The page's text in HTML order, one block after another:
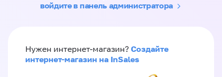
войдите в панель администратора
Нужен интернет-магазин? Создайте
интернет-магазин на InSales